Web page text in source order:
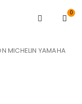
0
MICHELIN YAMAHA